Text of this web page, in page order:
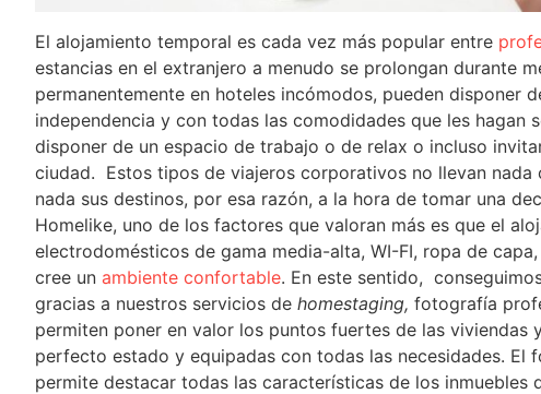
El alojamiento temporal es cada vez más popular entre
estancias en el extranjero a menudo se prolongan durante
permanentemente en hoteles incómodos, pueden disponer
independencia y con todas las comodidades que les hagan
disponer de un espacio de trabajo o de relax o incluso
ciudad. Estos tipos de viajeros corporativos no llevan
nada sus destinos, por esa razón, a la hora de tomar una
Homelike, uno de los factores que valoran más es que el
electrodomésticos de gama media-alta, WI-FI, ropa de
cree un ambiente confortable. En este sentido,
gracias a nuestros servicios de homestaging, fotografía
permiten poner en valor los puntos fuertes de las viviendas
perfecto estado y equipadas con todas las necesidades. El
permite destacar todas las características de los